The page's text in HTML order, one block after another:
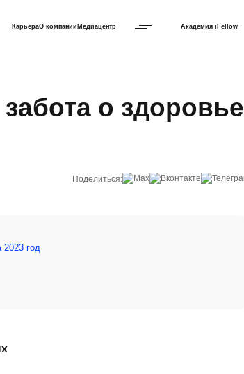
КарьераО компанииМедиацентр Академия iFellow
о здоровье
Поделиться:
год